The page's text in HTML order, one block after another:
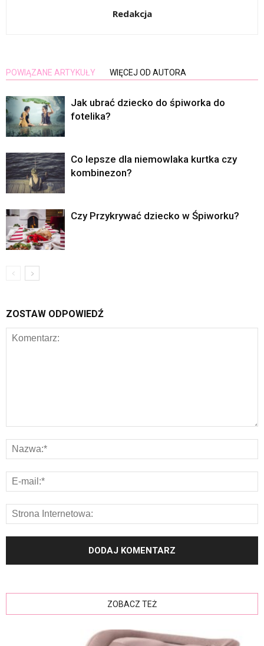
Redakcja
POWIĄZANE ARTYKUŁY WIĘCEJ OD AUTORA
Jak ubrać dziecko do śpiworka do
fotelika?
Co lepsze dla niemowlaka kurtka czy
kombinezon?
Czy Przykrywać dziecko w Śpiworku?
ZOSTAW ODPOWIEDŹ
ZOBACZ TEŻ